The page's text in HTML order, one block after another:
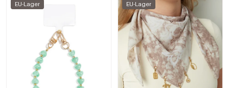
EU-Lager EU-Lager